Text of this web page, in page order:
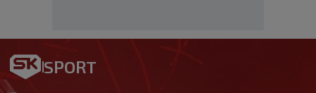
SPORT